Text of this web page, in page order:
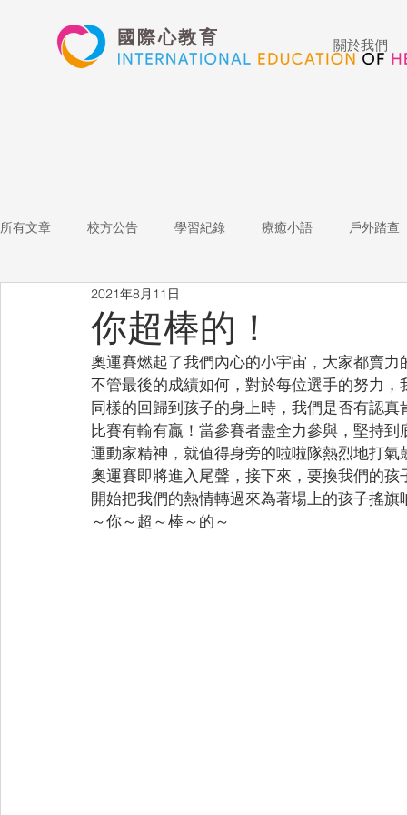
國際心教育 關於我們
所有文章 校方公告 學習紀錄 療癒小語 戶外踏查
表演藝術
心文藝競賽 國際教育 Star of the Week 教師增能
你超棒的！
2021年8月11日
奧運賽燃起了我們內心的小宇宙，大家都賣
不管最後的成績如何，對於每位選手的努力
同樣的回歸到孩子的身上時，我們是否有認
比賽有輸有贏！當參賽者盡全力參與，堅持
運動家精神，就值得身旁的啦啦隊熱烈地打氣
奧運賽即將進入尾聲，接下來，要換我們的
開始把我們的熱情轉過來為著場上的孩子搖旗
～你～超～棒～的～